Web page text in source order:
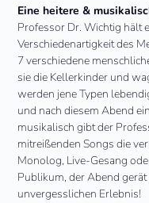
Eine heitere &
Professor Dr. Wichtig hält
Verschiedenartigkeit des
7 verschiedene
sie die Kellerkinder und
werden jene Typen
und nach diesem Abend
musikalisch gibt der
mitreißenden Songs die
Monolog, Live-Gesang
Publikum, der Abend
unvergesslichen Erlebnis!